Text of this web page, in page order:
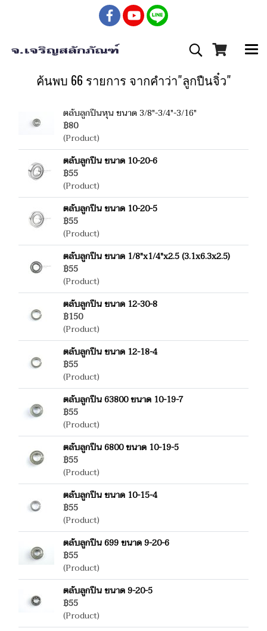
ค้นพบ 66 รายการ จากคำว่า"ลูกปืนจิ๋ว"
ตลับลูกปืนหุน ขนาด 3/8"-3/4"-3/16"
฿80
(Product)
ตลับลูกปืน ขนาด 10-20-6
฿55
(Product)
ตลับลูกปืน ขนาด 10-20-5
฿55
(Product)
ตลับลูกปืน ขนาด 1/8"x1/4"x2.5 (3.1x6.3x2.5)
฿55
(Product)
ตลับลูกปืน ขนาด 12-30-8
฿150
(Product)
ตลับลูกปืน ขนาด 12-18-4
฿55
(Product)
ตลับลูกปืน 63800 ขนาด 10-19-7
฿55
(Product)
ตลับลูกปืน 6800 ขนาด 10-19-5
฿55
(Product)
ตลับลูกปืน ขนาด 10-15-4
฿55
(Product)
ตลับลูกปืน 699 ขนาด 9-20-6
฿55
(Product)
ตลับลูกปืน ขนาด 9-20-5
฿55
(Product)